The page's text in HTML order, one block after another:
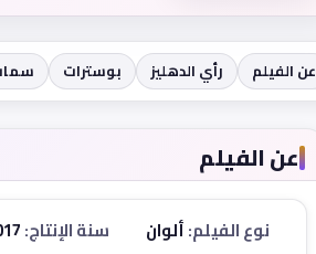
عن الفيلم رأي الدهليز بوسترات
عن الفيلم
نوع الفيلم:ألوان سنة الإنتاج: